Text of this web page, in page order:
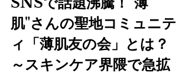
肌"さんの聖地コミュニテ
ィ「薄肌友の会」とは？
～スキンケア界隈で急拡